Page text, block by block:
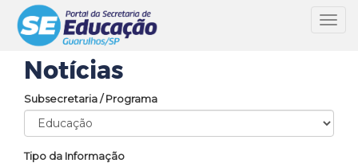
Notícias
Subsecretaria / Programa
Tipo da Informação